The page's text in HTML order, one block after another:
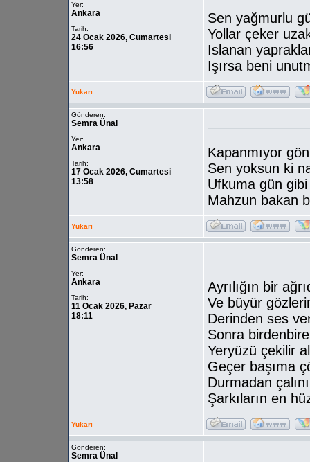
Yer:
Ankara
Tarih:
24 Ocak 2026, Cumartesi
16:56
Sen yağmurlu
Yollar çeker
Islanan
Işırsa beni
Yukarı
Gönderen:
Semra Ünal
Yer:
Ankara
Tarih:
17 Ocak 2026, Cumartesi
13:58
Kapanmıyor
Sen yoksun ki
Ufkuma gün
Mahzun bakan
Yukarı
Gönderen:
Semra Ünal
Yer:
Ankara
Tarih:
11 Ocak 2026, Pazar
18:11
Ayrılığın bir
Ve büyür
Derinden ses
Sonra birdenbire
Yeryüzü çekilir
Geçer başıma
Durmadan
Şarkıların en
Yukarı
Gönderen:
Semra Ünal